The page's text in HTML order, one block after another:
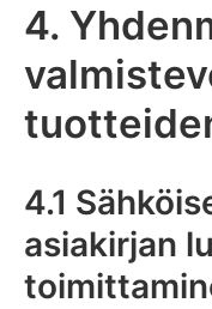
4.
4.1
asiakirjan